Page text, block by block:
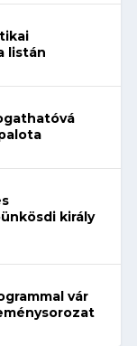
listán
király
vár